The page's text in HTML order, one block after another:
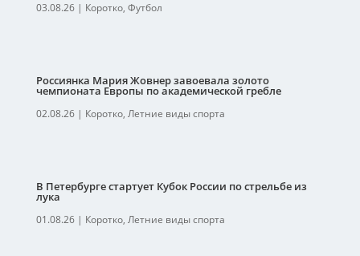
03.08.26| Коротко, Футбол
Россиянка Мария Жовнер завоевала золото
чемпионата Европы по академической гребле
02.08.26| Коротко, Летние виды спорта
В Петербурге стартует Кубок России по стрельбе из
лука
01.08.26| Коротко, Летние виды спорта